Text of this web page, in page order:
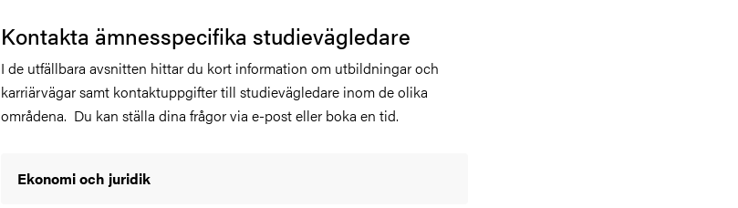
Kontakta ämnesspecifika studievägledare
I de utfällbara avsnitten hittar du kort information om utbildningar och
karriärvägar samt kontaktuppgifter till studievägledare inom de olika
områdena. Du kan ställa dina frågor via e-post eller boka en tid.
Ekonomi och juridik